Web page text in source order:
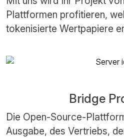
Plattformen profitieren,
tokenisierte Wertpapiere
Bridge
Die Open-Source-
Ausgabe, des Vertriebs,